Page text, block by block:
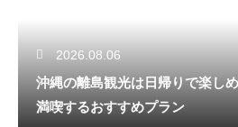
2026.08.06
沖縄の離島観光は日帰りで楽し
満喫するおすすめプラン